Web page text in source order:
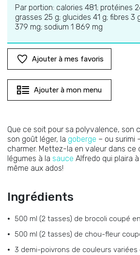
Par portion: calories 481; protéines
grasses 25 g; glucides 41 g; fibres 3
379 mg; sodium 1 869 mg
Ajouter à mes favoris
Ajouter à mon menu
Que ce soit pour sa polyvalence, son
son goût léger, la goberge – ou surimi
charmer. Mettez-la en valeur dans ce
légumes à la sauce Alfredo qui plaira
même aux ados!
Ingrédients
500 ml (2 tasses) de brocoli coupé
500 ml (2 tasses) de chou-fleur
3 demi-poivrons de couleurs variées